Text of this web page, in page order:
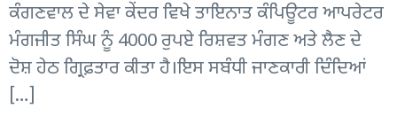
ਕੰਗਣਵਾਲ ਦੇ ਸੇਵਾ ਕੇਂਦਰ ਵਿਖੇ ਤਾਇਨਾਤ ਕੰਪਿਊਟਰ ਆਪਰੇਟਰ
ਮੰਗਜੀਤ ਸਿੰਘ ਨੂੰ 4000 ਰੁਪਏ ਰਿਸ਼ਵਤ ਮੰਗਣ ਅਤੇ ਲੈਣ ਦੇ
ਦੋਸ਼ ਹੇਠ ਗ੍ਰਿਫ਼ਤਾਰ ਕੀਤਾ ਹੈ।ਇਸ ਸਬੰਧੀ ਜਾਣਕਾਰੀ ਦਿੰਦਿਆਂ
[…]